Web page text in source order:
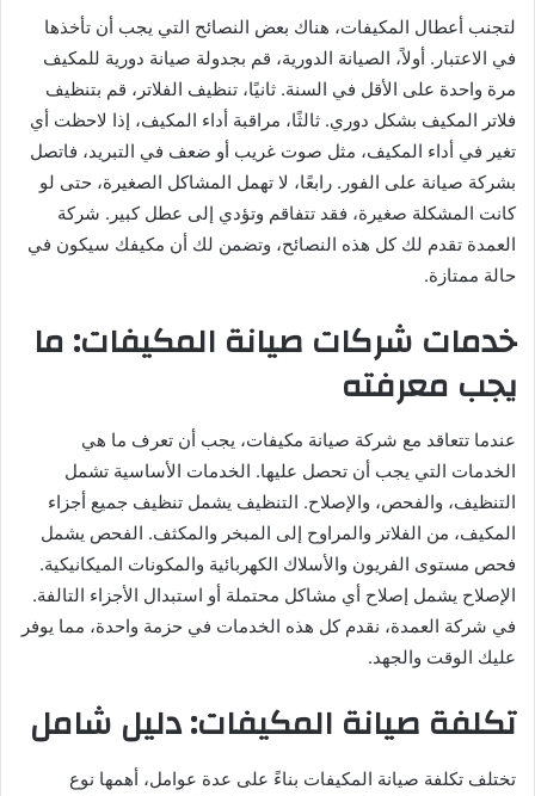
لتجنب أعطال المكيفات، هناك بعض النصائح التي يجب أن تأخذها
في الاعتبار. أولاً، الصيانة الدورية، قم بجدولة صيانة دورية للمكيف
مرة واحدة على الأقل في السنة. ثانيًا، تنظيف الفلاتر، قم بتنظيف
فلاتر المكيف بشكل دوري. ثالثًا، مراقبة أداء المكيف، إذا لاحظت أي
تغير في أداء المكيف، مثل صوت غريب أو ضعف في التبريد، فاتصل
بشركة صيانة على الفور. رابعًا، لا تهمل المشاكل الصغيرة، حتى لو
كانت المشكلة صغيرة، فقد تتفاقم وتؤدي إلى عطل كبير. شركة
العمدة تقدم لك كل هذه النصائح، وتضمن لك أن مكيفك سيكون في
حالة ممتازة.
خدمات شركات صيانة المكيفات: ما
يجب معرفته
عندما تتعاقد مع شركة صيانة مكيفات، يجب أن تعرف ما هي
الخدمات التي يجب أن تحصل عليها. الخدمات الأساسية تشمل
التنظيف، والفحص، والإصلاح. التنظيف يشمل تنظيف جميع أجزاء
المكيف، من الفلاتر والمراوح إلى المبخر والمكثف. الفحص يشمل
فحص مستوى الفريون والأسلاك الكهربائية والمكونات الميكانيكية.
الإصلاح يشمل إصلاح أي مشاكل محتملة أو استبدال الأجزاء التالفة.
في شركة العمدة، نقدم كل هذه الخدمات في حزمة واحدة، مما يوفر
عليك الوقت والجهد.
تكلفة صيانة المكيفات: دليل شامل
تختلف تكلفة صيانة المكيفات بناءً على عدة عوامل، أهمها نوع